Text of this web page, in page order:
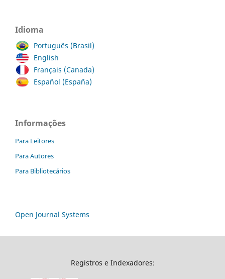
Idioma
Português (Brasil)
English
Français (Canada)
Español (España)
Informações
Para Leitores
Para Autores
Para Bibliotecários
Open Journal Systems
Registros e Indexadores: